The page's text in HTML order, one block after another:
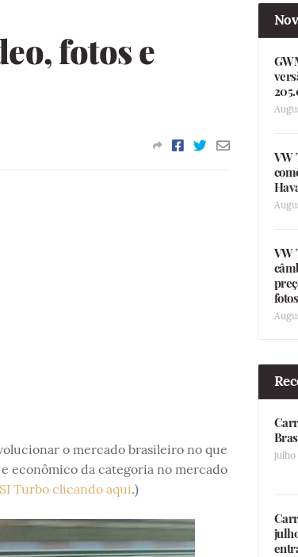
fotos e
o mercado brasileiro no que
econômico da categoria no mercado
Turbo clicando aqui.)
VW
VW
fotos
julho